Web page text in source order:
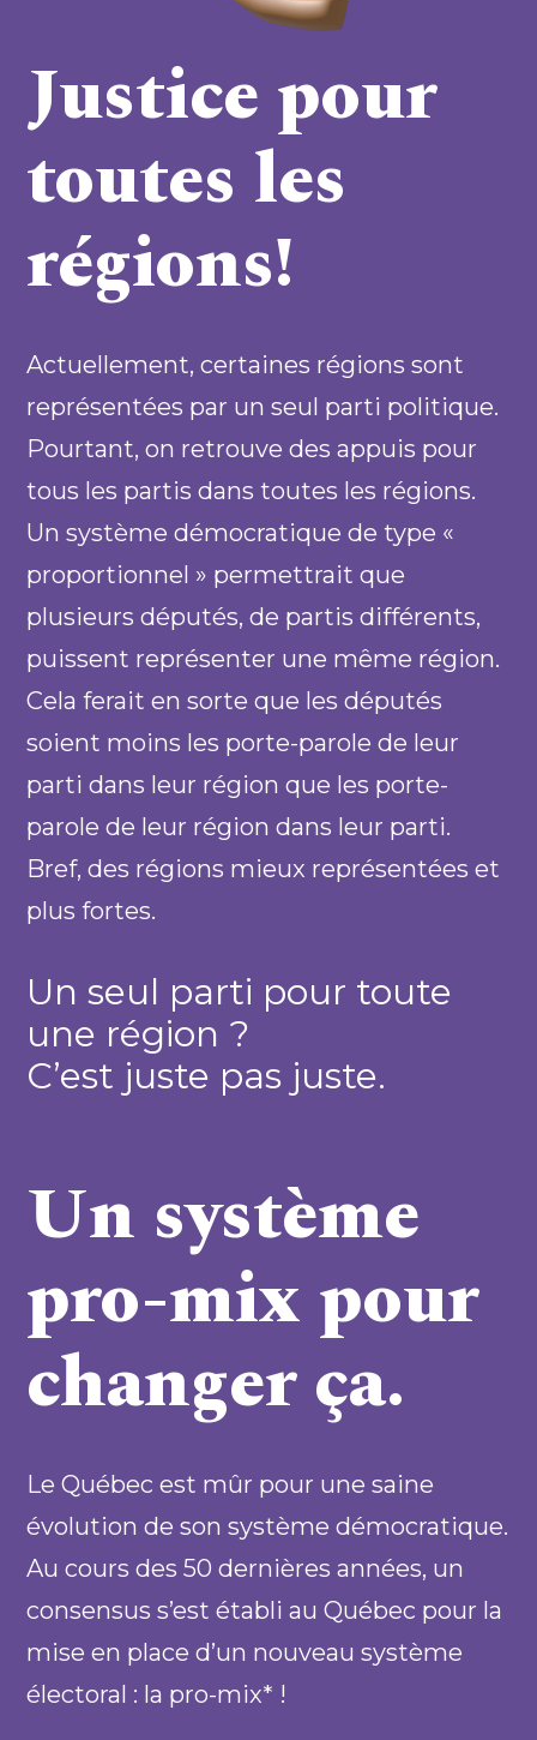
Justice pour
toutes les
régions!
Actuellement, certaines régions sont
représentées par un seul parti politique.
Pourtant, on retrouve des appuis pour
tous les partis dans toutes les régions.
Un système démocratique de type «
proportionnel » permettrait que
plusieurs députés, de partis différents,
puissent représenter une même région.
Cela ferait en sorte que les députés
soient moins les porte-parole de leur
parti dans leur région que les porte-
parole de leur région dans leur parti.
Bref, des régions mieux représentées et
plus fortes.
Un seul parti pour toute
une région ?
C’est juste pas juste.
Un système
pro-mix pour
changer ça.
Le Québec est mûr pour une saine
évolution de son système démocratique.
Au cours des 50 dernières années, un
consensus s’est établi au Québec pour la
mise en place d’un nouveau système
électoral : la pro-mix* !